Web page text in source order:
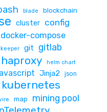
blade blockchain
cluster config
docker-compose
git gitlab
haproxy
helm chart
Jinja2 json
kubernetes
map mining pool